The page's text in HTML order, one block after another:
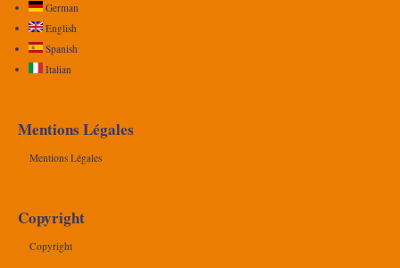
German
English
Spanish
Italian
Mentions Légales
Mentions Légales
Copyright
Copyright